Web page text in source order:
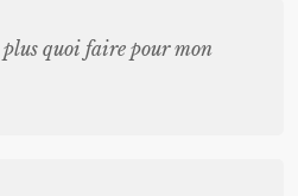
quoi faire pour mon